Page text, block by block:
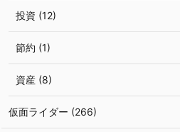
投資 (12)
節約 (1)
資産 (8)
仮面ライダー (266)